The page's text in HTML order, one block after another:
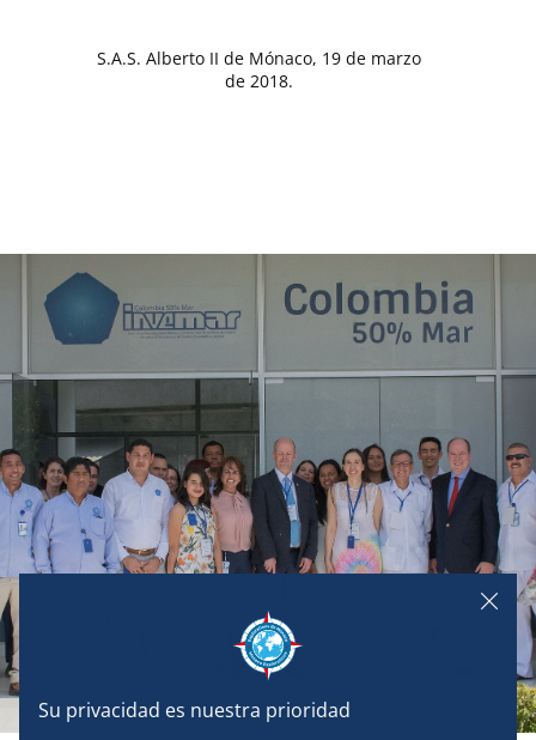
S.A.S. Alberto II de Mónaco, 19 de marzo
de 2018.